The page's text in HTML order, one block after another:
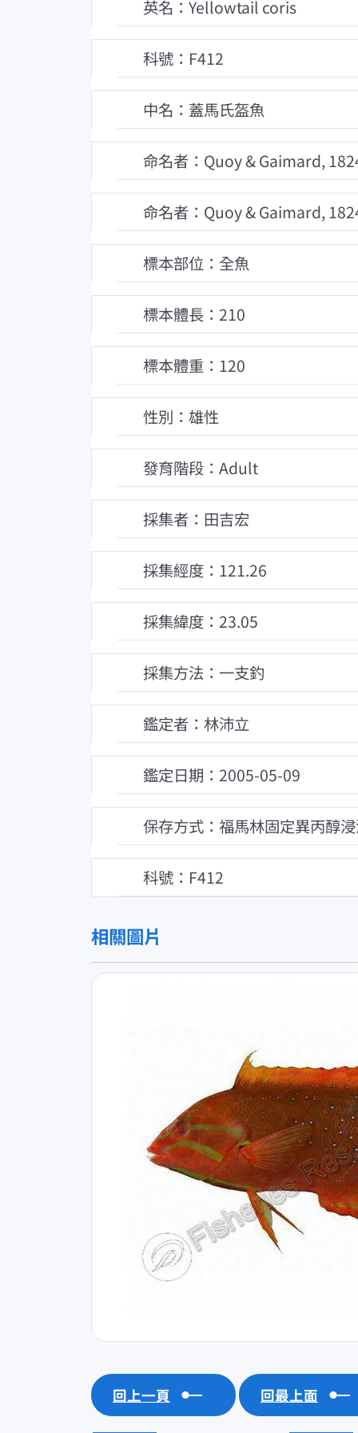
英名：Yellowtail coris
科號：F412
中名：蓋馬氏盔魚
命名者：Quoy & Gaimard,
命名者：Quoy & Gaimard,
標本部位：全魚
標本體長：210
標本體重：120
性別：雄性
發育階段：Adult
採集者：田吉宏
採集經度：121.26
採集緯度：23.05
採集方法：一支釣
鑑定者：林沛立
鑑定日期：2005-05-09
保存方式：福馬林固定異丙醇
科號：F412
相關圖片
回上一頁 回最上面